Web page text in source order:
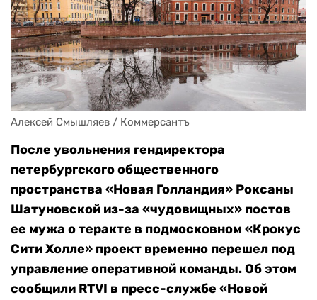
Алексей Смышляев / Коммерсантъ
После увольнения гендиректора
петербургского общественного
пространства «Новая Голландия» Роксаны
Шатуновской из-за «чудовищных» постов
ее мужа о теракте в подмосковном «Крокус
Сити Холле» проект временно перешел под
управление оперативной команды. Об этом
сообщили RTVI в пресс-службе «Новой